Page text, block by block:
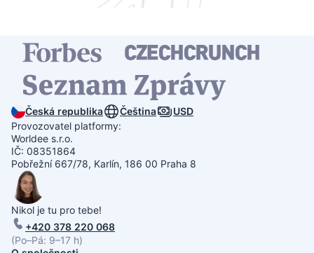
Česká republika Čeština
USD
Provozovatel platformy:
Worldee s.r.o.
IČ: 08351864
Pobřežní 667/78, Karlín, 186 00 Praha 8
Nikol je tu pro tebe!
+420 378 220 068
(Po–Pá: 9–17 h)